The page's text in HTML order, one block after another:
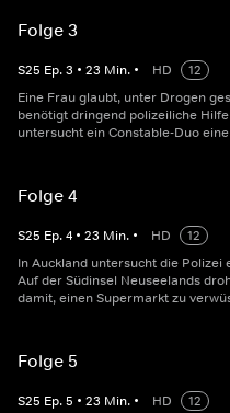
Folge 3
S25 Ep.3 • 23 Min. • HD
12
Eine Frau glaubt, unter Drogen
benötigt dringend polizeiliche
untersucht ein Constable-Duo
Folge 4
S25 Ep.4 • 23 Min. • HD
12
In Auckland untersucht die
Auf der Südinsel Neuseelands
damit, einen Supermarkt zu
Folge 5
S25 Ep.5 • 23 Min. • HD
12